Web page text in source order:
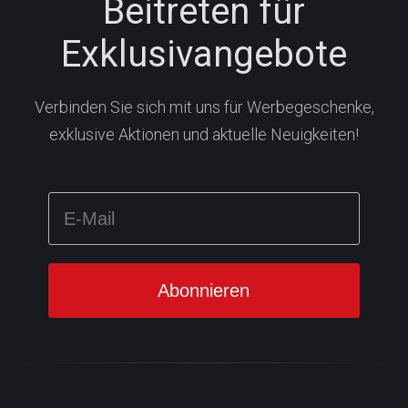
Beitreten für
Exklusivangebote
Verbinden Sie sich mit uns für Werbegeschenke,
exklusive Aktionen und aktuelle Neuigkeiten!